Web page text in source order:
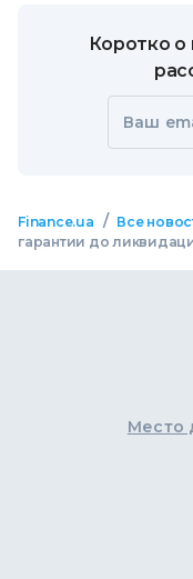
Коротко о
Ваш
Finance.ua / Все
гарантии до
Место